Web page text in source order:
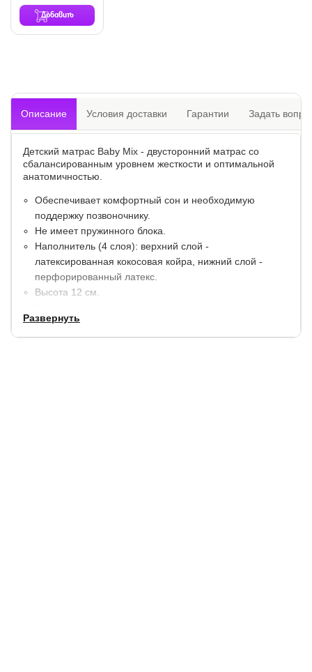
Добавить
Описание Условия доставки Гарантии Задать
Детский матрас Baby Mix - двусторонний матрас со
сбалансированным уровнем жесткости и оптимальной
анатомичностью.
Обеспечивает комфортный сон и необходимую
поддержку позвоночнику.
Не имеет пружинного блока.
Наполнитель (4 слоя): верхний слой -
латексированная кокосовая койра, нижний слой -
перфорированный латекс.
Высота 12 см.
Чехол Cotton Baby (бязь).
Гарантия: 2 года.
Развернуть